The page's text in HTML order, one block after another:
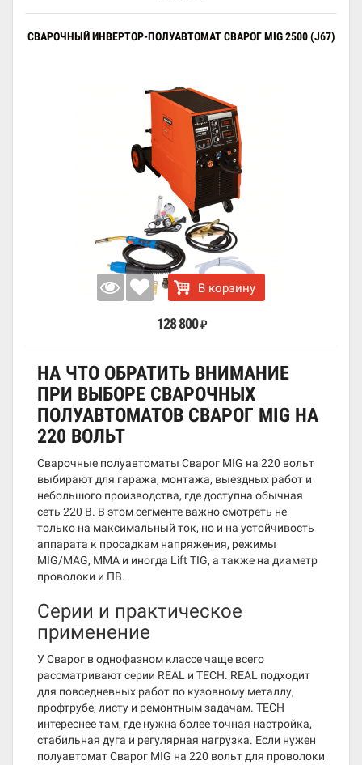
СВАРОЧНЫЙ ИНВЕРТОР-ПОЛУАВТОМАТ СВАРОГ MIG 2500 (J67)
В корзину
128 800 ₽
НА ЧТО ОБРАТИТЬ ВНИМАНИЕ
ПРИ ВЫБОРЕ СВАРОЧНЫХ
ПОЛУАВТОМАТОВ СВАРОГ MIG НА
220 ВОЛЬТ
Сварочные полуавтоматы Сварог MIG на 220 вольт
выбирают для гаража, монтажа, выездных работ и
небольшого производства, где доступна обычная
сеть 220 В. В этом сегменте важно смотреть не
только на максимальный ток, но и на устойчивость
аппарата к просадкам напряжения, режимы
MIG/MAG, MMA и иногда Lift TIG, а также на диаметр
проволоки и ПВ.
Серии и практическое
применение
У Сварог в однофазном классе чаще всего
рассматривают серии REAL и TECH. REAL подходит
для повседневных работ по кузовному металлу,
профтрубе, листу и ремонтным задачам. TECH
интереснее там, где нужна более точная настройка,
стабильная дуга и регулярная нагрузка. Если нужен
полуавтомат Сварог MIG на 220 вольт для проволоки